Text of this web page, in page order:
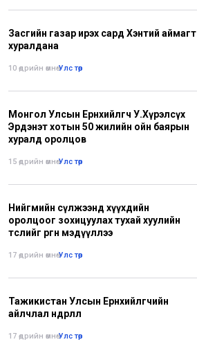
Засгийн газар ирэх сард Хэнтий аймагт
хуралдана
10 өдрийн өмнө•Улс төр
Монгол Улсын Ерөнхийлөгч У.Хүрэлсүх
Эрдэнэт хотын 50 жилийн ойн баярын
хуралд оролцов
15 өдрийн өмнө•Улс төр
Нийгмийн сүлжээнд хүүхдийн
оролцоог зохицуулах тухай хуулийн
төслийг өргөн мэдүүллээ
17 өдрийн өмнө•Улс төр
Тажикистан Улсын Ерөнхийлөгчийн
айлчлал өндөрлөлөө
17 өдрийн өмнө•Улс төр